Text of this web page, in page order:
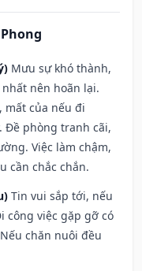
Mưu sự khó thành,
nên hoãn lại.
mất của nếu đi
Đề phòng tranh cãi,
Việc làm chậm,
cần chắc chắn.
Tin vui sắp tới, nếu
công việc gặp gỡ có
chăn nuôi đều